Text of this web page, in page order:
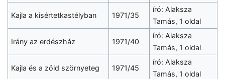
Kajla a kisértetkastélyban 1971/35
író: Alaksza
Tamás, 1 oldal
Irány az erdészház 1971/40
író: Alaksza
Tamás, 1 oldal
Kajla és a zöld szörnyeteg 1971/45
író: Alaksza
Tamás, 1 oldal